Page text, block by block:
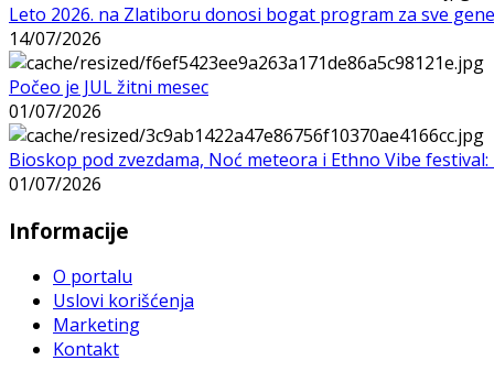
Leto 2026. na Zlatiboru donosi bogat program za sve
14/07/2026
Počeo je JUL žitni mesec
01/07/2026
Bioskop pod zvezdama, Noć meteora i Ethno Vibe
01/07/2026
Informacije
O portalu
Uslovi korišćenja
Marketing
Kontakt